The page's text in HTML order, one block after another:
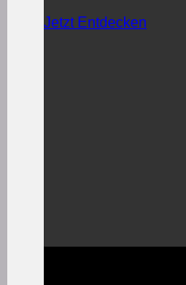
Jetzt Entdecken